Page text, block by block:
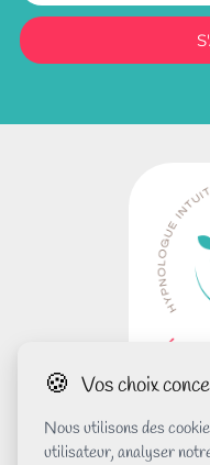
Copyright
🍪 Vos choix
Nous utilisons des
utilisateur, analyser